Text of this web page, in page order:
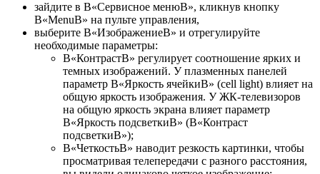
зайдите в В«Сервисное менюВ», кликнув кнопку
В«MenuВ» на пульте управления,
выберите В«ИзображениеВ» и отрегулируйте
необходимые параметры:
В«КонтрастВ» регулирует соотношение ярких и
темных изображений. У плазменных панелей
параметр В«Яркость ячейкиВ» (cell light) влияет на
общую яркость изображения. У ЖК-телевизоров
на общую яркость экрана влияет параметр
В«Яркость подсветкиВ» (В«Контраст
подсветкиВ»);
В«ЧеткостьВ» наводит резкость картинки, чтобы
просматривая телепередачи с разного расстояния,